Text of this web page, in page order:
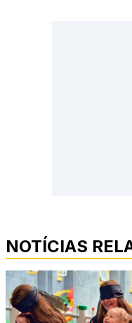
NOTÍCIAS